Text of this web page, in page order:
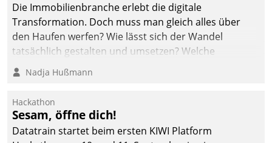
Die Immobilienbranche erlebt die digitale
Transformation. Doch muss man gleich alles über
den Haufen werfen? Wie lässt sich der Wandel
tatsächlich gestalten und umsetzen? Welche
Argumente zählen wirklich?
Nadja Hußmann
Hackathon
Sesam, öffne dich!
Datatrain startet beim ersten KIWI Platform